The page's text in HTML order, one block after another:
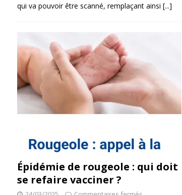
qui va pouvoir être scanné, remplaçant ainsi [...]
Épidémie de rougeole : qui doit
se refaire vacciner ?